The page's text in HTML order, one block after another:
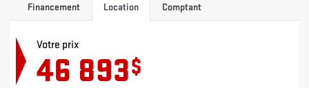
Financement Location Comptant
Votre prix
46 893$